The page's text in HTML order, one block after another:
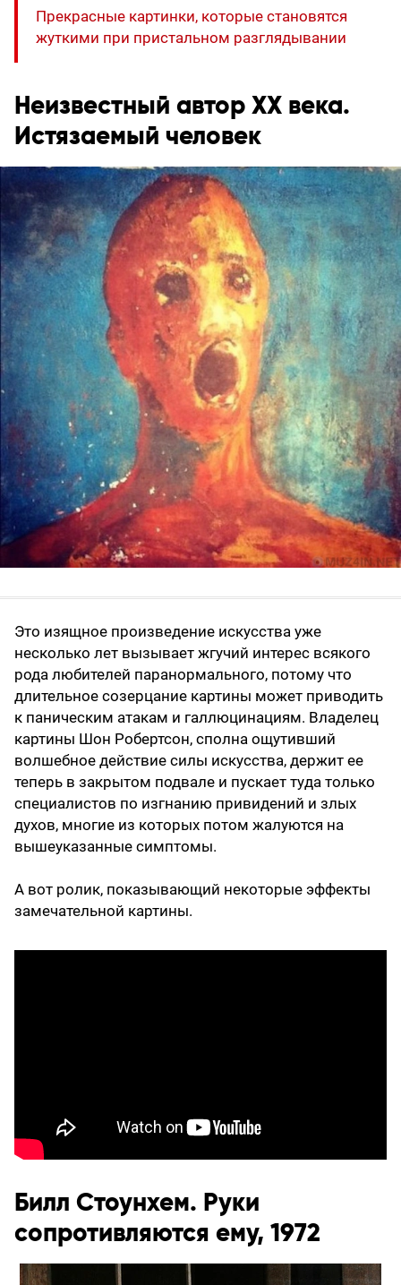
Прекрасные картинки, которые становятся
жуткими при пристальном разглядывании
Неизвестный автор XX века.
Истязаемый человек
Это изящное произведение искусства уже
несколько лет вызывает жгучий интерес всякого
рода любителей паранормального, потому что
длительное созерцание картины может приводить
к паническим атакам и галлюцинациям. Владелец
картины Шон Робертсон, сполна ощутивший
волшебное действие силы искусства, держит ее
теперь в закрытом подвале и пускает туда только
специалистов по изгнанию привидений и злых
духов, многие из которых потом жалуются на
вышеуказанные симптомы.
А вот ролик, показывающий некоторые эффекты
замечательной картины.
Билл Стоунхем. Руки
сопротивляются ему, 1972